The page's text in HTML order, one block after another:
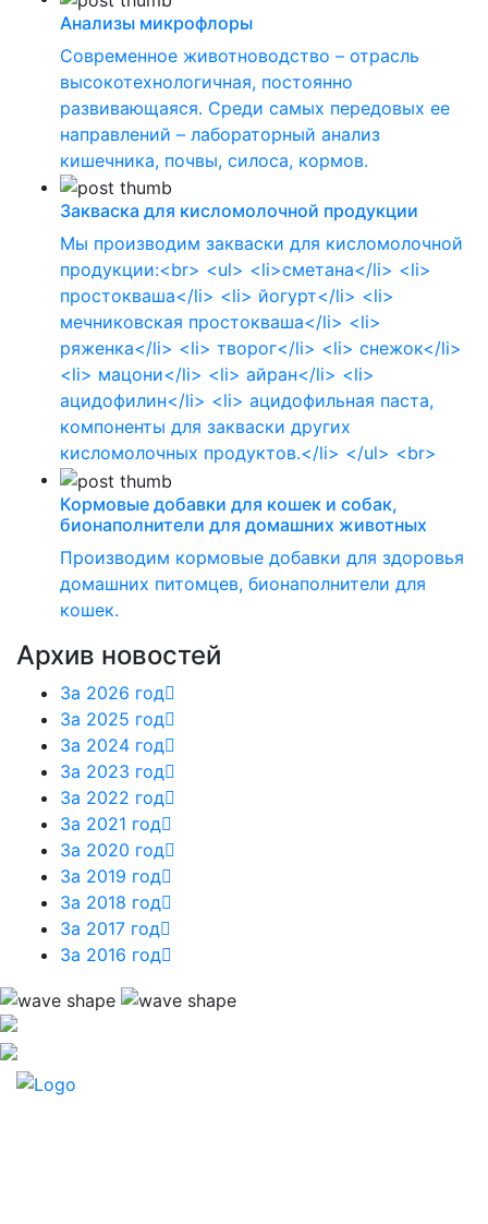
Анализы микрофлоры
Современное животноводство – отрасль
высокотехнологичная, постоянно
развивающаяся. Среди самых передовых ее
направлений – лабораторный анализ
кишечника, почвы, силоса, кормов.
Закваска для кисломолочной продукции
Мы производим закваски для кисломолочной
продукции:<br> <ul> <li>сметана</li> <li>
простокваша</li> <li> йогурт</li> <li>
мечниковская простокваша</li> <li>
ряженка</li> <li> творог</li> <li> снежок</li>
<li> мацони</li> <li> айран</li> <li>
ацидофилин</li> <li> ацидофильная паста,
компоненты для закваски других
кисломолочных продуктов.</li> </ul> <br>
Кормовые добавки для кошек и собак,
бионаполнители для домашних животных
Производим кормовые добавки для здоровья
домашних питомцев, бионаполнители для
кошек.
Архив новостей
За 2026 год
За 2025 год
За 2024 год
За 2023 год
За 2022 год
За 2021 год
За 2020 год
За 2019 год
За 2018 год
За 2017 год
За 2016 год